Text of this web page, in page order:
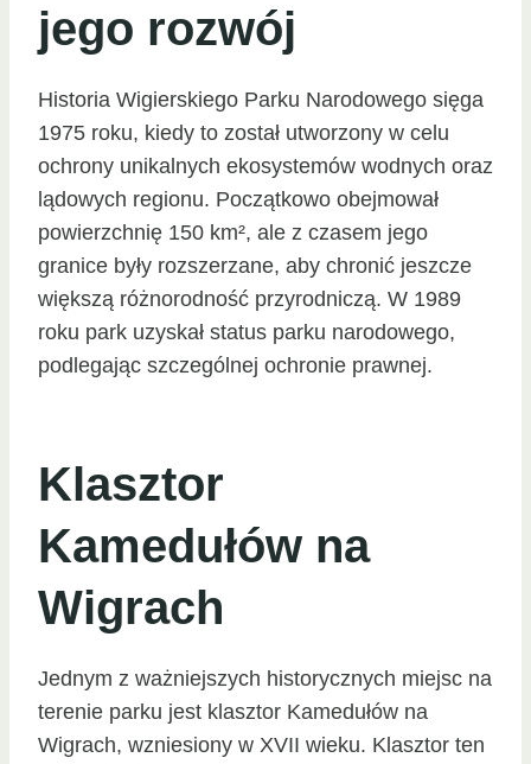
jego rozwój
Historia Wigierskiego Parku Narodowego sięga
1975 roku, kiedy to został utworzony w celu
ochrony unikalnych ekosystemów wodnych oraz
lądowych regionu. Początkowo obejmował
powierzchnię 150 km², ale z czasem jego
granice były rozszerzane, aby chronić jeszcze
większą różnorodność przyrodniczą. W 1989
roku park uzyskał status parku narodowego,
podlegając szczególnej ochronie prawnej.
Klasztor
Kamedułów na
Wigrach
Jednym z ważniejszych historycznych miejsc na
terenie parku jest klasztor Kamedułów na
Wigrach, wzniesiony w XVII wieku. Klasztor ten